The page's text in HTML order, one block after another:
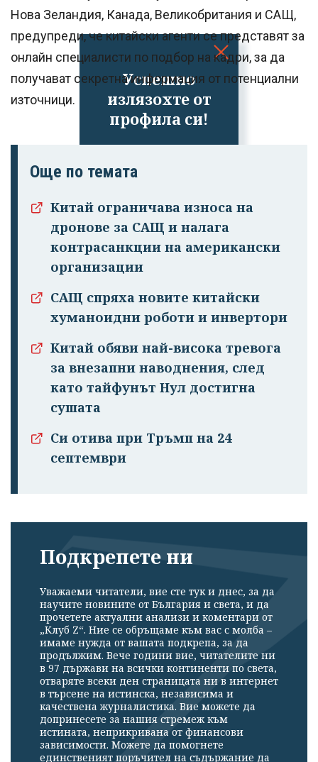
Успешно
излязохте от
профила си!
Нова Зеландия, Канада, Великобритания и САЩ,
предупреди, че китайски агенти се представят за
онлайн специалисти по подбор на кадри, за да
получават секретна информация от потенциални
източници.
Още по темата
Китай ограничава износа на
дронове за САЩ и налага
контрасанкции на американски
организации
САЩ спряха новите китайски
хуманоидни роботи и инвертори
Китай обяви най-висока тревога
за внезапни наводнения, след
като тайфунът Нул достигна
сушата
Си отива при Тръмп на 24
септември
Подкрепете ни
Уважаеми читатели, вие сте тук и днес, за да
научите новините от България и света, и да
прочетете актуални анализи и коментари от
„Клуб Z“. Ние се обръщаме към вас с молба –
имаме нужда от вашата подкрепа, за да
продължим. Вече години вие, читателите ни
в 97 държави на всички континенти по света,
отваряте всеки ден страницата ни в интернет
в търсене на истинска, независима и
качествена журналистика. Вие можете да
допринесете за нашия стремеж към
истината, неприкривана от финансови
зависимости. Можете да помогнете
единственият поръчител на съдържание да